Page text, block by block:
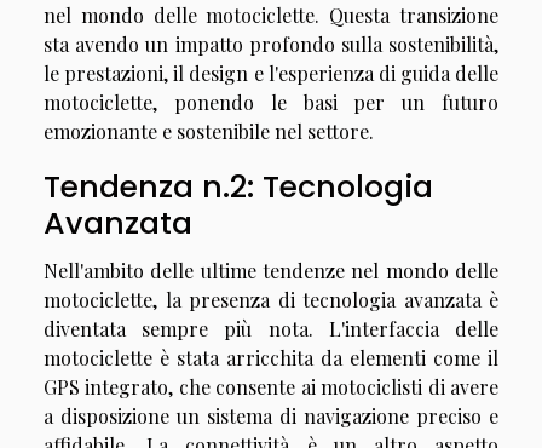
nel mondo delle motociclette. Questa transizione
sta avendo un impatto profondo sulla sostenibilità,
le prestazioni, il design e l'esperienza di guida delle
motociclette, ponendo le basi per un futuro
emozionante e sostenibile nel settore.
Tendenza n.2: Tecnologia
Avanzata
Nell'ambito delle ultime tendenze nel mondo delle
motociclette, la presenza di tecnologia avanzata è
diventata sempre più nota. L'interfaccia delle
motociclette è stata arricchita da elementi come il
GPS integrato, che consente ai motociclisti di avere
a disposizione un sistema di navigazione preciso e